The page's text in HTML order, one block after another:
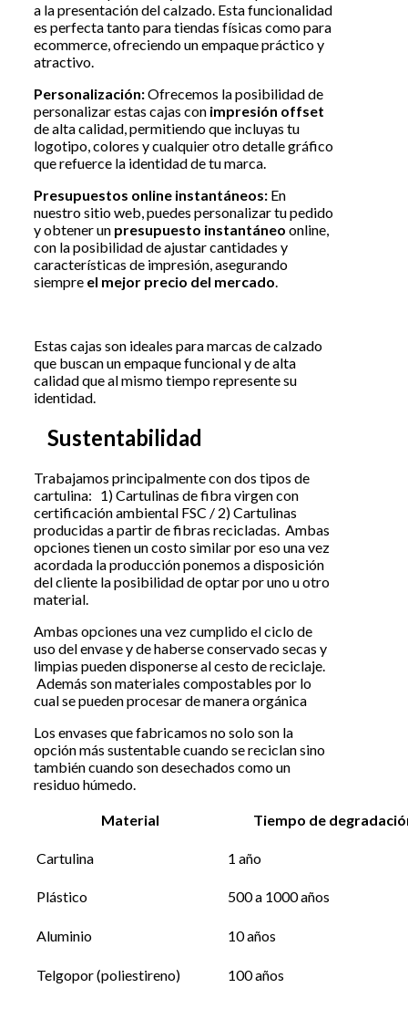
a la presentación del calzado. Esta funcionalidad
es perfecta tanto para tiendas físicas como para
ecommerce, ofreciendo un empaque práctico y
atractivo.
Personalización:Ofrecemos la posibilidad de
personalizar estas cajas con impresión offset
de alta calidad, permitiendo que incluyas tu
logotipo, colores y cualquier otro detalle gráfico
que refuerce la identidad de tu marca.
Presupuestos online instantáneos: En
nuestro sitio web, puedes personalizar tu pedido
y obtener un presupuesto instantáneo online,
con la posibilidad de ajustar cantidades y
características de impresión, asegurando
siempre el mejor precio del mercado.
Estas cajas son ideales para marcas de calzado
que buscan un empaque funcional y de alta
calidad que al mismo tiempo represente su
identidad.
Sustentabilidad
Trabajamos principalmente con dos tipos de
cartulina: 1) Cartulinas de fibra virgen con
certificación ambiental FSC / 2) Cartulinas
producidas a partir de fibras recicladas. Ambas
opciones tienen un costo similar por eso una vez
acordada la producción ponemos a disposición
del cliente la posibilidad de optar por uno u otro
material.
Ambas opciones una vez cumplido el ciclo de
uso del envase y de haberse conservado secas y
limpias pueden disponerse al cesto de reciclaje.
Además son materiales compostables por lo
cual se pueden procesar de manera orgánica
Los envases que fabricamos no solo son la
opción más sustentable cuando se reciclan sino
también cuando son desechados como un
residuo húmedo.
Material Tiempo de
Cartulina 1 año
Plástico 500 a 1000 años
Aluminio 10 años
Telgopor (poliestireno) 100 años